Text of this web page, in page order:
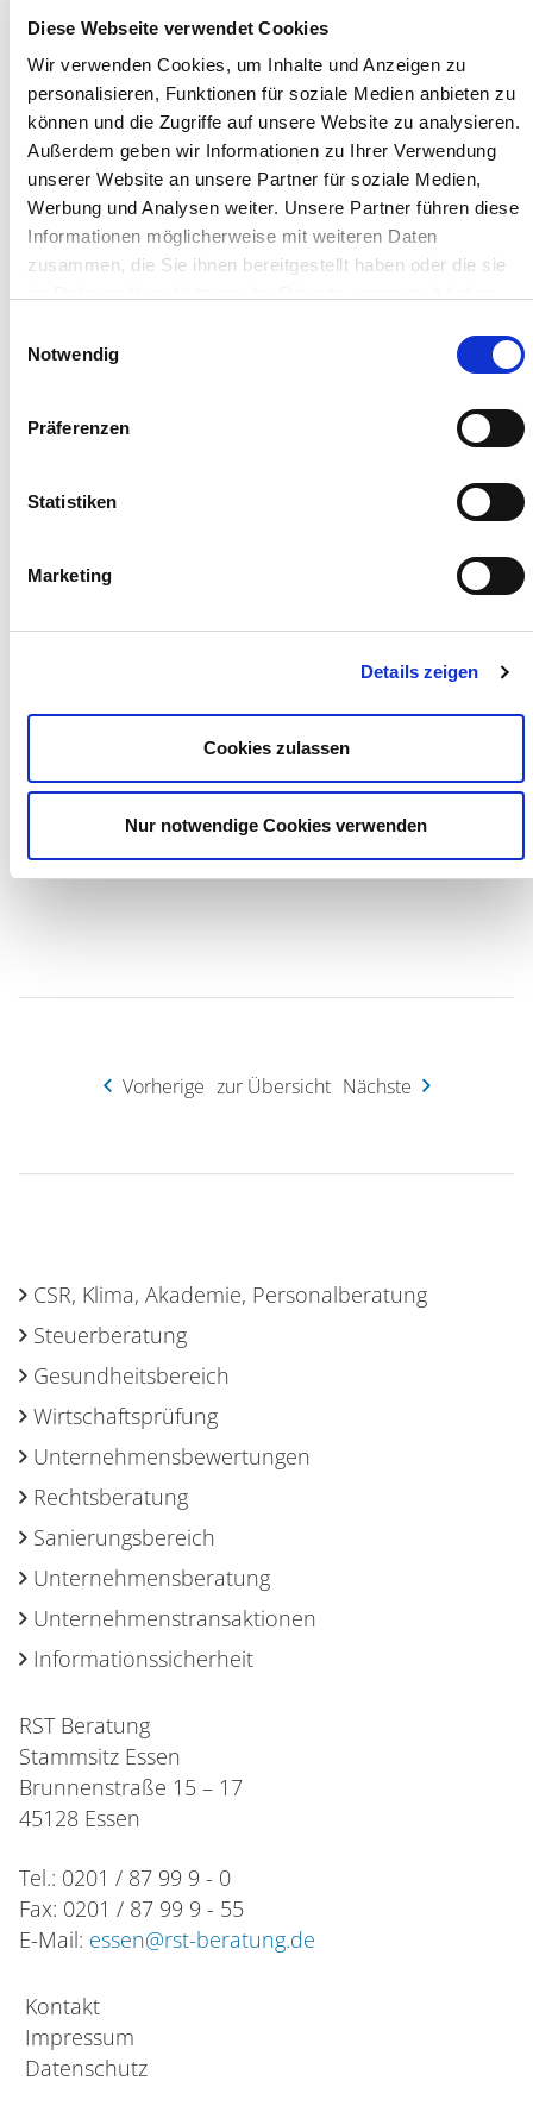
Diese Webseite verwendet Cookies
Wir verwenden Cookies, um Inhalte und Anzeigen zu
personalisieren, Funktionen für soziale Medien anbieten zu
können und die Zugriffe auf unsere Website zu analysieren.
Außerdem geben wir Informationen zu Ihrer Verwendung
unserer Website an unsere Partner für soziale Medien,
Werbung und Analysen weiter. Unsere Partner führen diese
Informationen möglicherweise mit weiteren Daten
zusammen, die Sie ihnen bereitgestellt haben oder die sie
unsere Webseite weiterhin nutzen.
Notwendig
Präferenzen
Statistiken
Marketing
Details zeigen
Cookies zulassen
Nur notwendige Cookies verwenden
Stellen Sie noch heute den Kauf oder Verkauf
Ihrer Apotheke auf sichere Beine!
Deutscher Apotheker Verlag, ISBN 978-3-7692-6695-5
Jetzt kaufen
Zum Online-Shop des Verlags
Vorherige zur Übersicht Nächste
CSR, Klima, Akademie, Personalberatung
Steuerberatung
Gesundheitsbereich
Wirtschaftsprüfung
Unternehmensbewertungen
Rechtsberatung
Sanierungsbereich
Unternehmensberatung
Unternehmenstransaktionen
Informationssicherheit
RST Beratung
Stammsitz Essen
Brunnenstraße 15 – 17
45128 Essen
Tel.: 0201 / 87 99 9 - 0
Fax: 0201 / 87 99 9 - 55
E-Mail: essen@rst-beratung.de
Kontakt
Impressum
Datenschutz